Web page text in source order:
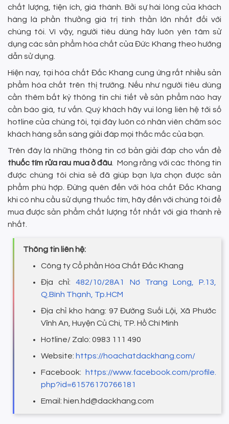
chất lượng, tiện ích, giá thành. Bởi sự hài lòng của khách
hàng là phần thưởng giá trị tinh thần lớn nhất đối với
chúng tôi. Vì vậy, người tiêu dùng hãy luôn yên tâm sử
dụng các sản phẩm hóa chất của Đức Khang theo hướng
dẫn sử dụng.
Hiện nay, tại hóa chất Đắc Khang cung ứng rất nhiều sản
phẩm hóa chất trên thị trường. Nếu như người tiêu dùng
cần thêm bất kỳ thông tin chi tiết về sản phẩm nào hay
cần báo giá, tư vấn. Quý khách hãy vui lòng liên hệ tới số
hotline của chúng tôi, tại đây luôn có nhân viên chăm sóc
khách hàng sẵn sàng giải đáp mọi thắc mắc của bạn.
Trên đây là những thông tin cơ bản giải đáp cho vấn đề
thuốc tím rửa rau mua ở đâu . Mong rằng với các thông tin
được chúng tôi chia sẻ đã giúp bạn lựa chọn được sản
phẩm phù hợp. Đừng quên đến với hóa chất Đắc Khang
khi có nhu cầu sử dụng thuốc tím, hãy đến với chúng tôi để
mua được sản phẩm chất lượng tốt nhất với giá thành rẻ
nhất.
Thông tin liên hệ:
Công ty Cổ phần Hóa Chất Đắc Khang
Địa chỉ:482/10/28A1 Nơ Trang Long, P.13,
Q.Bình Thạnh, Tp.HCM
Địa chỉ kho hàng: 97 Đường Suối Lội, Xã Phước
Vĩnh An, Huyện Củ Chi, TP. Hồ Chí Minh
Hotline/ Zalo: 0983 111 490
Website: https://hoachatdackhang.com/
Facebook:
https://www.facebook.com/profile.
php?id=61576170766181
Email: hien.hd@dackhang.com